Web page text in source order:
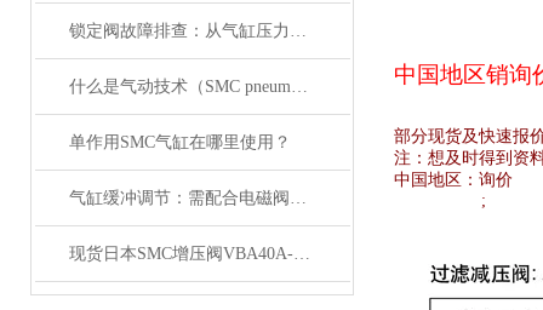
锁定阀故障排查：从气缸压力变化与电磁阀信号入手
什么是气动技术（SMC pneumatics）
单作用SMC气缸在哪里使用？
气缸缓冲调节：需配合电磁阀的响应速度来调整
现货日本SMC增压阀VBA40A-04GN
中国地区销询
部分现货及快速报
注：想及时得到资
中国地区： 询价
;